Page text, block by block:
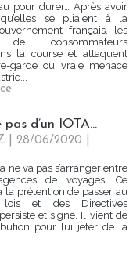
pour durer… Après avoir
se pliaient à la
français, les
de consommateurs
la course et attaquent
garde ou vraie menace
d’un IOTA…
| 28/06/2020
ne va pas s’arranger entre
de voyages. Ce
la prétention de passer au
lois et des Directives
et signe. Il vient de
pour lui jeter de la